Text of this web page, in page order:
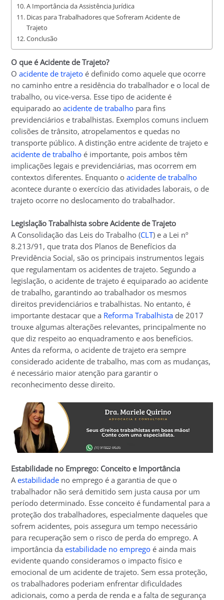
A Importância da Assistência Jurídica
Dicas para Trabalhadores que Sofreram Acidente de
Trajeto
Conclusão
O que é Acidente de Trajeto?
Oacidente de trajeto é definido como aquele que ocorre
no caminho entre a residência do trabalhador e o local de
trabalho, ou vice-versa. Esse tipo de acidente é
equiparado aoacidente de trabalho para fins
previdenciários e trabalhistas. Exemplos comuns incluem
colisões de trânsito, atropelamentos e quedas no
transporte público. A distinção entre acidente de trajeto e
acidente de trabalho é importante, pois ambos têm
implicações legais e previdenciárias, mas ocorrem em
contextos diferentes. Enquanto oacidente de trabalho
acontece durante o exercício das atividades laborais, o de
trajeto ocorre no deslocamento do trabalhador.
Legislação Trabalhista sobre Acidente de Trajeto
A Consolidação das Leis do Trabalho (CLT) e a Lei nº
8.213/91, que trata dos Planos de Benefícios da
Previdência Social, são os principais instrumentos legais
que regulamentam os acidentes de trajeto. Segundo a
legislação, o acidente de trajeto é equiparado ao acidente
de trabalho, garantindo ao trabalhador os mesmos
direitos previdenciários e trabalhistas. No entanto, é
importante destacar que a Reforma Trabalhista de 2017
trouxe algumas alterações relevantes, principalmente no
que diz respeito ao enquadramento e aos benefícios.
Antes da reforma, o acidente de trajeto era sempre
considerado acidente de trabalho, mas com as mudanças,
é necessário maior atenção para garantir o
reconhecimento desse direito.
Estabilidade no Emprego: Conceito e Importância
Aestabilidade no emprego é a garantia de que o
trabalhador não será demitido sem justa causa por um
período determinado. Esse conceito é fundamental para a
proteção dos trabalhadores, especialmente daqueles que
sofrem acidentes, pois assegura um tempo necessário
para recuperação sem o risco de perda do emprego. A
importância daestabilidade no emprego é ainda mais
evidente quando consideramos o impacto físico e
emocional de um acidente de trajeto. Sem essa proteção,
os trabalhadores poderiam enfrentar dificuldades
adicionais, como a perda de renda e a falta de segurança